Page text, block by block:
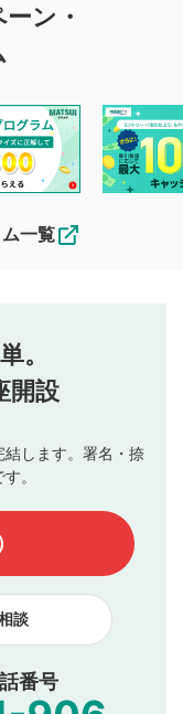
前とコメント
意
およびコメントの
をご理解のうえ、
。
なるコメントをお
れたものとみなし
と第三者間のトラ
責任を負いませ
うえ、掲載となり
合や掲載されない
ツへの掲載をもっ
ださい。
稿内容は、掲載を
容の投稿
投稿
を特定できる情報の
ン・
一覧
。
開設
します。署名・捺
。
談
番号